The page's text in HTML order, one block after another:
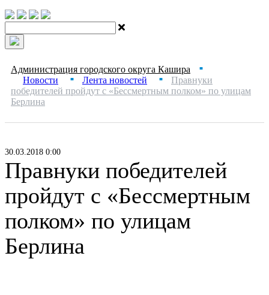
Администрация городского округа Кашира ■
Новости ■ Лента новостей ■
Правнуки
победителей пройдут с «Бессмертным полком» по улицам
Берлина
30.03.2018 0:00
Правнуки победителей
пройдут с «Бессмертным
полком» по улицам
Берлина